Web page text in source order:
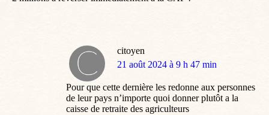
citoyen
dit
21 août 2024 à 9 h 47 min
Pour que cette dernière les redonne aux personnes
de leur pays n’importe quoi donner plutôt a la
caisse de retraite des agriculteurs